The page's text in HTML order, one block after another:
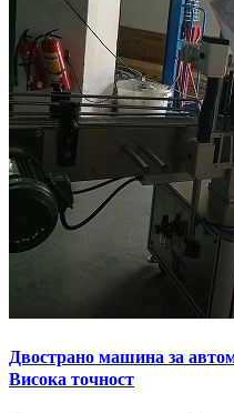
Двострано машина за
Висока точност